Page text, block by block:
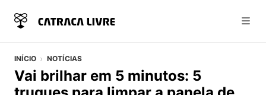
INÍCIO NOTÍCIAS
Vai brilhar em 5 minutos: 5